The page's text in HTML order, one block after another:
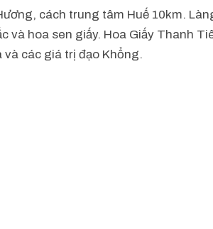
cách trung tâm Huế 10km.
và hoa sen giấy. Hoa Giấy Thanh
các giá trị đạo Khổng.